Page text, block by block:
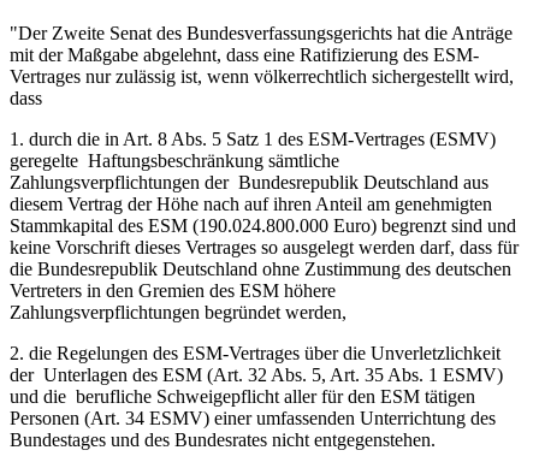
"Der Zweite Senat des Bundesverfassungsgerichts hat die Anträge
mit der Maßgabe abgelehnt, dass eine Ratifizierung des ESM-
Vertrages nur zulässig ist, wenn völkerrechtlich sichergestellt wird,
dass
1. durch die in Art. 8 Abs. 5 Satz 1 des ESM-Vertrages (ESMV)
geregelte Haftungsbeschränkung sämtliche
Zahlungsverpflichtungen der Bundesrepublik Deutschland aus
diesem Vertrag der Höhe nach auf ihren Anteil am genehmigten
Stammkapital des ESM (190.024.800.000 Euro) begrenzt sind und
keine Vorschrift dieses Vertrages so ausgelegt werden darf, dass für
die Bundesrepublik Deutschland ohne Zustimmung des deutschen
Vertreters in den Gremien des ESM höhere
Zahlungsverpflichtungen begründet werden,
2. die Regelungen des ESM-Vertrages über die Unverletzlichkeit
der Unterlagen des ESM (Art. 32 Abs. 5, Art. 35 Abs. 1 ESMV)
und die berufliche Schweigepflicht aller für den ESM tätigen
Personen (Art. 34 ESMV) einer umfassenden Unterrichtung des
Bundestages und des Bundesrates nicht entgegenstehen.